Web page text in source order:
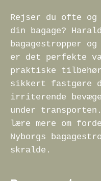
Rejser du ofte
din bagage?
bagagestropper og
er det perfekte
praktiske tilbehør
sikkert fastgøre
irriterende
under
lære mere om
Nyborgs
skralde.